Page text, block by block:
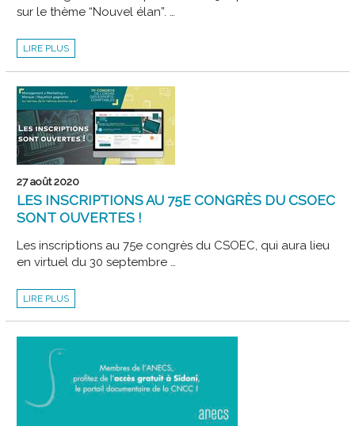
sur le thème “Nouvel élan”. …
CAMPUS
CAC
LIRE PLUS
27 août 2020
LES INSCRIPTIONS AU 75E CONGRÈS DU CSOEC
SONT OUVERTES !
Les inscriptions au 75e congrès du CSOEC, qui aura lieu
en virtuel du 30 septembre …
LES
INSCRIPTIONS
75E
CSOEC
OUVERTES
LIRE PLUS